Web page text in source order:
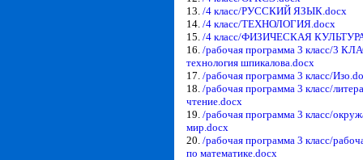
13. /4 класс/РУССКИЙ ЯЗЫК.docx
14. /4 класс/ТЕХНОЛОГИЯ.docx
15. /4 класс/ФИЗИЧЕСКАЯ
16. /рабочая программа 3 класс/3
технология шпикалова.docx
17. /рабочая программа 3 класс/
18. /рабочая программа 3 класс/
чтение.docx
19. /рабочая программа 3 класс/
мир.docx
20. /рабочая программа 3 класс/
по математике.docx